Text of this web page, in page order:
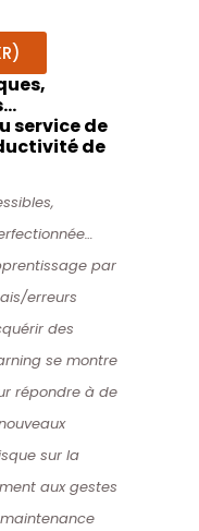
service de
de
par
erreurs
des
se montre
répondre à de
sur la
aux gestes